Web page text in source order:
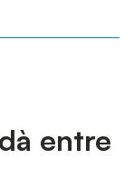
entre